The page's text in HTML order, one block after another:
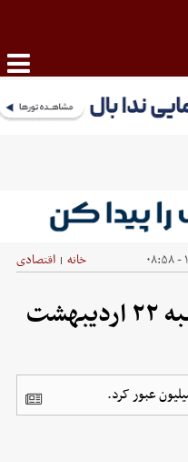
خانه | اقتصادی
قیمت طلا امروز سه‌شنبه ۲۲ اردیبهشت